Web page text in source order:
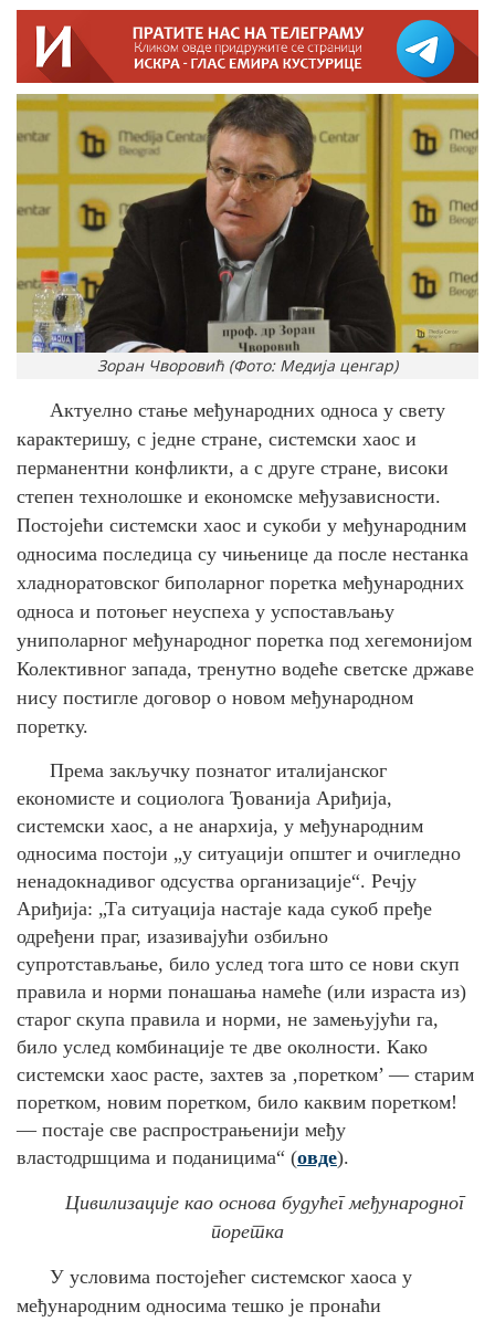
Зоран Чворовић (Фото: Медија ценгар)
Актуелно стање међународних односа у свету
карактеришу, с једне стране, системски хаос и
перманентни конфликти, а с друге стране, високи
степен технолошке и економске међузависности.
Постојећи системски хаос и сукоби у међународним
односима последица су чињенице да после нестанка
хладноратовског биполарног поретка међународних
односа и потоњег неуспеха у успостављању
униполарног међународног поретка под хегемонијом
Колективног запада, тренутно водеће светске државе
нису постигле договор о новом међународном
поретку.
Према закључку познатог италијанског
економисте и социолога Ђованија Ариђија,
системски хаос, а не анархија, у међународним
односима постоји „у ситуацији општег и очигледно
ненадокнадивог одсуства организације“. Речју
Ариђија: „Та ситуација настаје када сукоб пређе
одређени праг, изазивајући озбиљно
супротстављање, било услед тога што се нови скуп
правила и норми понашања намеће (или израста из)
старог скупа правила и норми, не замењујући га,
било услед комбинације те две околности. Како
системски хаос расте, захтев за ‚поретком’ — старим
поретком, новим поретком, било каквим поретком!
— постаје све распрострањенији међу
властодршцима и поданицима“ (овде).
Цивилизације као основа будућег међународног
поретка
У условима постојећег системског хаоса у
међународним односима тешко је пронаћи